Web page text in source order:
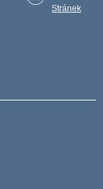
Stránek